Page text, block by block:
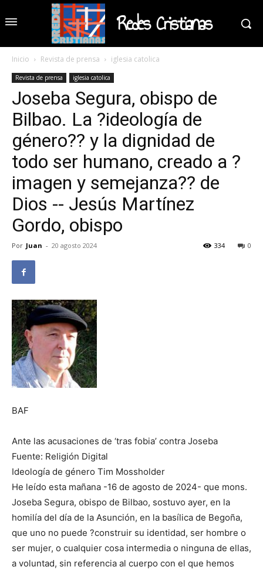
Redes Cristianas
Inicio Revista de prensa iglesia catolica
Revista de prensa iglesia catolica
Joseba Segura, obispo de
Bilbao. La ?ideología de
género?? y la dignidad de
todo ser humano, creado a ?
imagen y semejanza?? de
Dios -- Jesús Martínez
Gordo, obispo
Por Juan - 20 agosto 2024 0
334
BAF
Ante las acusaciones de ‘tras fobia’ contra Joseba
Fuente: Religión Digital
Ideología de género Tim Mossholder
He leído esta mañana -16 de agosto de 2024- que mons.
Joseba Segura, obispo de Bilbao, sostuvo ayer, en la
homilía del día de la Asunción, en la basílica de Begoña,
que uno no puede ?construir su identidad, ser hombre o
ser mujer, o cualquier cosa intermedia o ninguna de ellas,
a voluntad, sin referencia al cuerpo con el que hemos